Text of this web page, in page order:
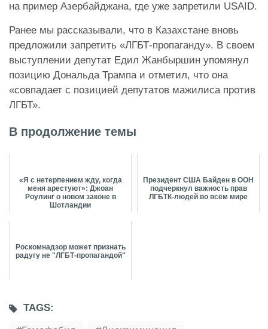
на пример Азербайджана, где уже запретили USAID.
Ранее мы рассказывали, что в Казахстане вновь
предложили запретить «ЛГБТ-пропаганду». В своем
выступлении депутат Едил Жанбыршин упомянул
позицию Дональда Трампа и отметил, что она
«совпадает с позицией депутатов мажилиса против
ЛГБТ».
В продолжение темы
«Я с нетерпением жду, когда
меня арестуют»: Джоан
Роулинг о новом законе в
Шотландии
Президент США Байден в ООН
подчеркнул важность прав
ЛГБТК-людей во всём мире
Роскомнадзор может признать
радугу не "ЛГБТ-пропагандой"
TAGS: